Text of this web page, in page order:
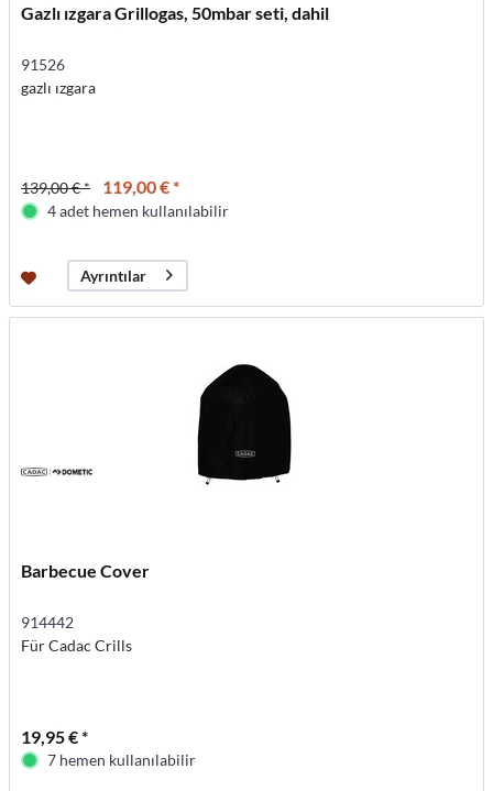
Gazlı ızgara Grillogas, 50mbar seti, dahil
91526
gazlı ızgara
139,00 € * 119,00 € *
4 adet hemen kullanılabilir
Ayrıntılar
Barbecue Cover
914442
Für Cadac Crills
19,95 € *
7 hemen kullanılabilir